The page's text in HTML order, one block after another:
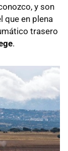
y son
que en plena
trasero
.